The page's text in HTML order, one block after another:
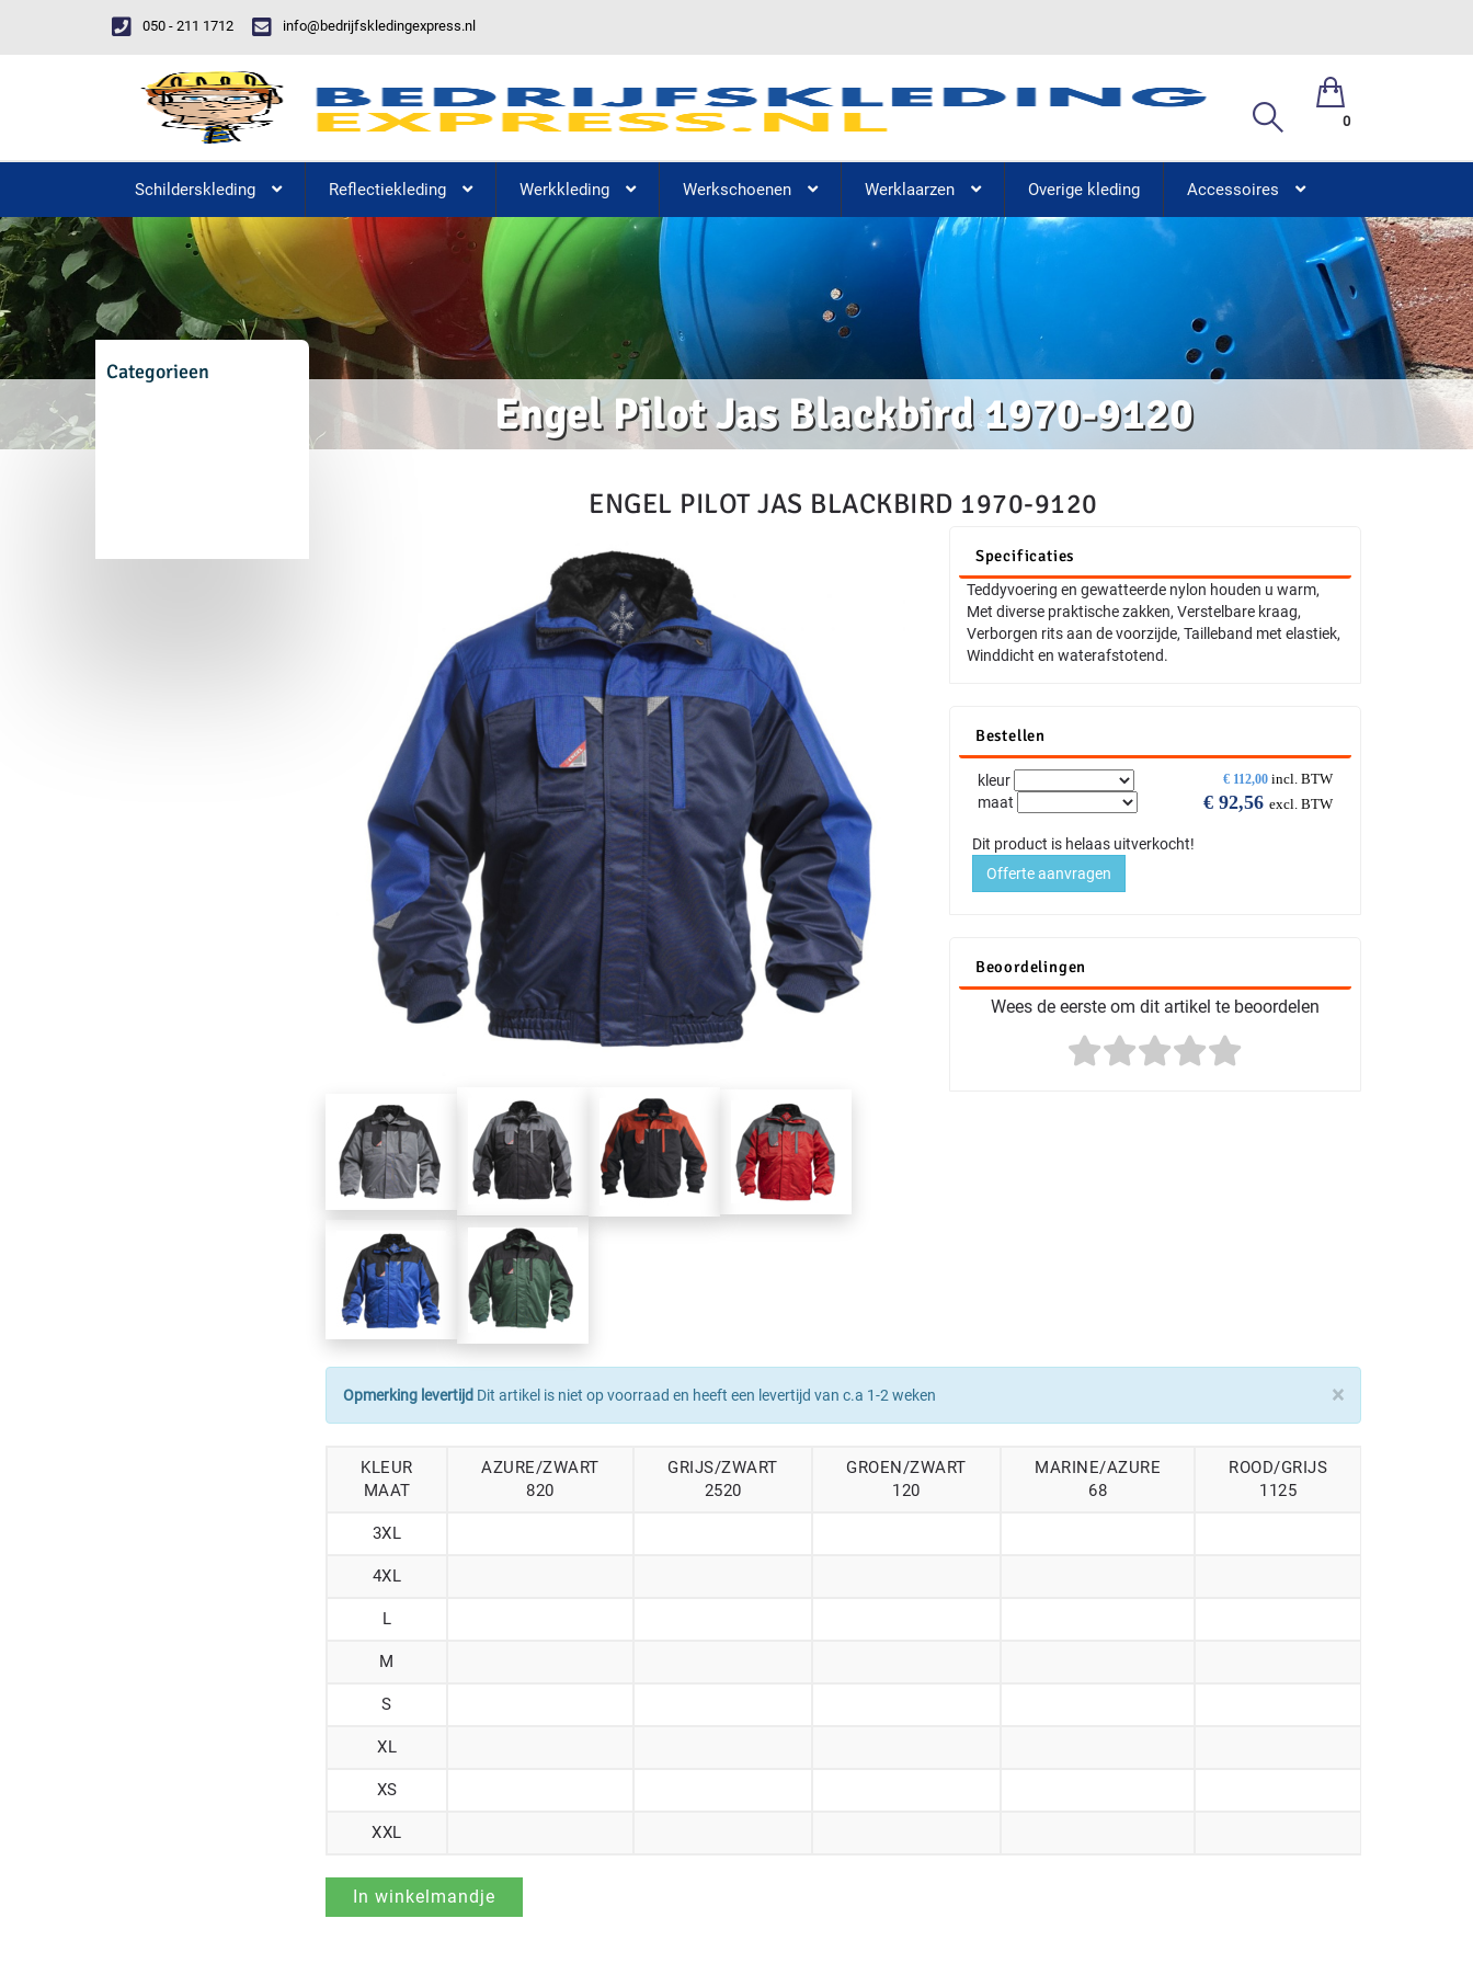
050 - 211 1712 info@bedrijfskledingexpress.nl
0
Schilderskleding Reflectiekleding Werkkleding Werkschoenen Werklaarzen Overige kleding Accessoires
Engel Pilot Jas Blackbird 1970-9120
ENGEL PILOT JAS BLACKBIRD 1970-9120
Specificaties
Teddyvoering en gewatteerde nylon houden u warm,
Met diverse praktische zakken, Verstelbare kraag,
Verborgen rits aan de voorzijde, Tailleband met elastiek,
Winddicht en waterafstotend.
Bestellen
€ 112,00 incl. BTW
€ 92,56 excl. BTW
kleur
maat
Dit product is helaas uitverkocht!
Offerte aanvragen
Beoordelingen
Wees de eerste om dit artikel te beoordelen
×
Opmerking levertijd Dit artikel is niet op voorraad en heeft een levertijd van c.a 1-2 weken
KLEUR
MAAT
AZURE/ZWART
820
GRIJS/ZWART
2520
GROEN/ZWART
120
MARINE/AZURE
68
ROOD/GRIJS
1125
3XL
4XL
L
M
S
XL
XS
XXL
Categorieen